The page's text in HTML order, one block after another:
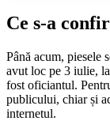
Ce s-a
Până acum, piesele
avut loc pe 3 iulie,
fost oficiantul.
publicului, chiar și
internetul.